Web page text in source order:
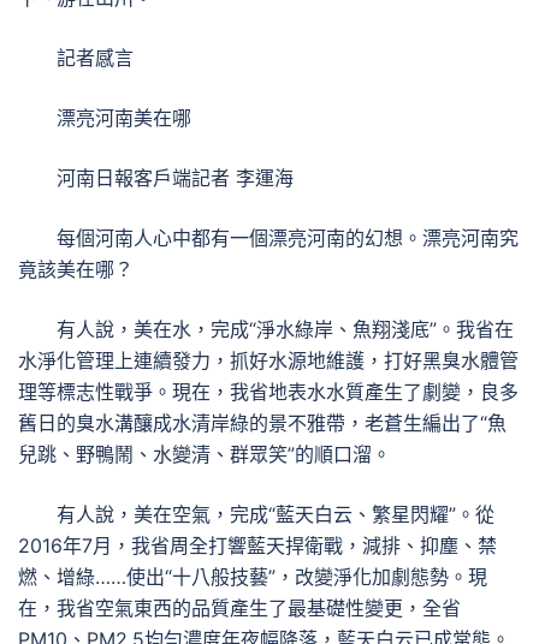
記者感言
漂亮河南美在哪
河南日報客戶端記者 李運海
每個河南人心中都有一個漂亮河南的幻想。漂亮河南究
竟該美在哪？
有人說，美在水，完成“淨水綠岸、魚翔淺底”。我省在
水淨化管理上連續發力，抓好水源地維護，打好黑臭水體管
理等標志性戰爭。現在，我省地表水水質產生了劇變，良多
舊日的臭水溝釀成水清岸綠的景不雅帶，老蒼生編出了“魚
兒跳、野鴨鬧、水變清、群眾笑”的順口溜。
有人說，美在空氣，完成“藍天白云、繁星閃耀”。從
2016年7月，我省周全打響藍天捍衛戰，減排、抑塵、禁
燃、增綠……使出“十八般技藝”，改變淨化加劇態勢。現
在，我省空氣東西的品質產生了最基礎性變更，全省
PM10、PM2.5均勻濃度年夜幅降落，藍天白云已成常態。